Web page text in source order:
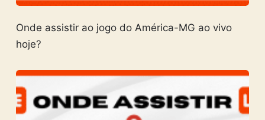
Onde assistir ao jogo do América-MG ao vivo
hoje?